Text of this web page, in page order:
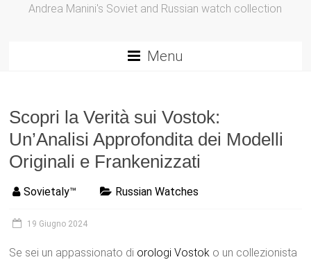
Andrea Manini's Soviet and Russian watch collection
Menu
Scopri la Verità sui Vostok:
Un’Analisi Approfondita dei Modelli
Originali e Frankenizzati
Sovietaly™ Russian Watches
19 Giugno 2024
Se sei un appassionato di orologi Vostok o un collezionista